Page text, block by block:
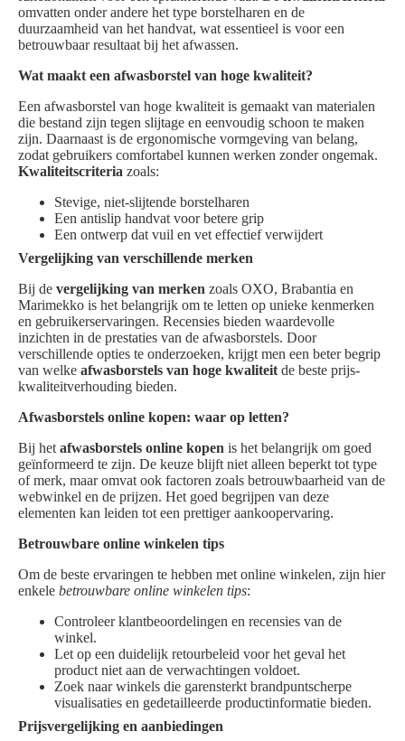
omvatten onder andere het type borstelharen en de
duurzaamheid van het handvat, wat essentieel is voor een
betrouwbaar resultaat bij het afwassen.
Wat maakt een afwasborstel van hoge kwaliteit?
Een afwasborstel van hoge kwaliteit is gemaakt van materialen
die bestand zijn tegen slijtage en eenvoudig schoon te maken
zijn. Daarnaast is de ergonomische vormgeving van belang,
zodat gebruikers comfortabel kunnen werken zonder ongemak.
Kwaliteitscriteria zoals:
Stevige, niet-slijtende borstelharen
Een antislip handvat voor betere grip
Een ontwerp dat vuil en vet effectief verwijdert
Vergelijking van verschillende merken
Bij de vergelijking van merken zoals OXO, Brabantia en
Marimekko is het belangrijk om te letten op unieke kenmerken
en gebruikerservaringen. Recensies bieden waardevolle
inzichten in de prestaties van de afwasborstels. Door
verschillende opties te onderzoeken, krijgt men een beter begrip
van welke afwasborstels van hoge kwaliteit de beste prijs-
kwaliteitverhouding bieden.
Afwasborstels online kopen: waar op letten?
Bij het afwasborstels online kopen is het belangrijk om goed
geïnformeerd te zijn. De keuze blijft niet alleen beperkt tot type
of merk, maar omvat ook factoren zoals betrouwbaarheid van de
webwinkel en de prijzen. Het goed begrijpen van deze
elementen kan leiden tot een prettiger aankoopervaring.
Betrouwbare online winkelen tips
Om de beste ervaringen te hebben met online winkelen, zijn hier
enkele betrouwbare online winkelen tips:
Controleer klantbeoordelingen en recensies van de
winkel.
Let op een duidelijk retourbeleid voor het geval het
product niet aan de verwachtingen voldoet.
Zoek naar winkels die garensterkt brandpuntscherpe
visualisaties en gedetailleerde productinformatie bieden.
Prijsvergelijking en aanbiedingen